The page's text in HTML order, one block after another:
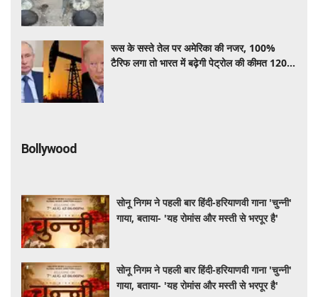
रूस के सस्ते तेल पर अमेरिका की नजर, 100%
टैरिफ लगा तो भारत में बढ़ेगी पेट्रोल की कीमत 120
Bollywood
सोनू निगम ने पहली बार हिंदी-हरियाणवी गाना 'चुन्नी'
गाया, बताया- 'यह रोमांस और मस्ती से भरपूर है'
सोनू निगम ने पहली बार हिंदी-हरियाणवी गाना 'चुन्नी'
गाया, बताया- 'यह रोमांस और मस्ती से भरपूर है'